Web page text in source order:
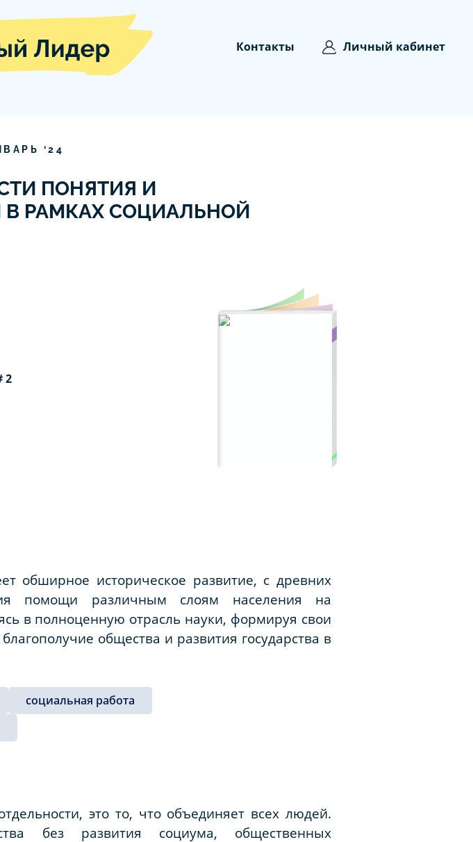
Контакты Личный кабинет
‘24
ПОНЯТИЯ И
РАМКАХ СОЦИАЛЬНОЙ
2
обширное историческое развитие, с древних
помощи различным слоям населения на
в полноценную отрасль науки, формируя свои
общества и развития государства в
социальная работа
это то, что объединяет всех людей.
без развития социума, общественных